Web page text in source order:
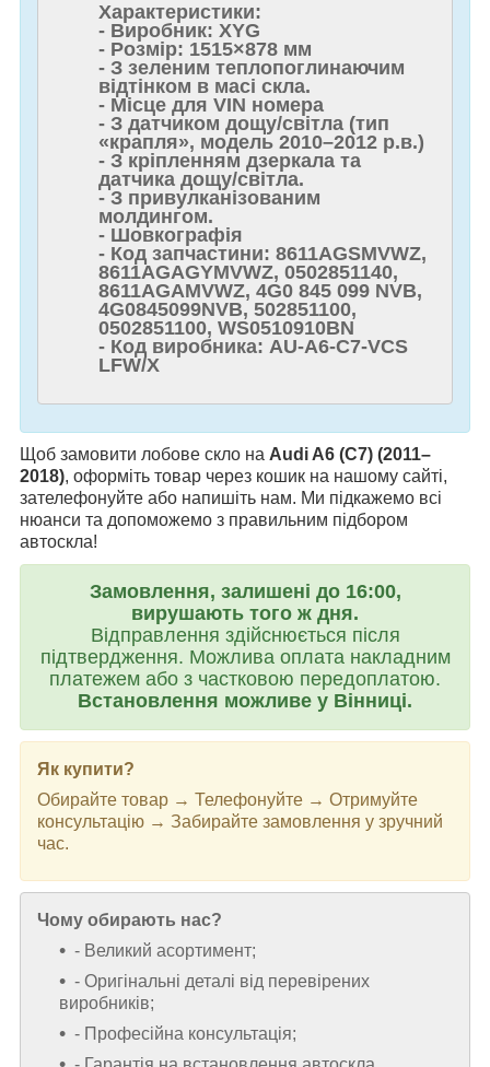
Характеристики:
- Виробник: XYG
- Розмір: 1515×878 мм
- З зеленим теплопоглинаючим
відтінком в масі скла.
- Місце для VIN номера
- З датчиком дощу/світла (тип
«крапля», модель 2010–2012 р.в.)
- З кріпленням дзеркала та
датчика дощу/світла.
- З привулканізованим
молдингом.
- Шовкографія
- Код запчастини: 8611AGSMVWZ,
8611AGAGYMVWZ, 0502851140,
8611AGAMVWZ, 4G0 845 099 NVB,
4G0845099NVB, 502851100,
0502851100, WS0510910BN
- Код виробника: AU-A6-C7-VCS
LFW/X
Щоб замовити лобове скло на Audi A6 (C7) (2011–
2018), оформіть товар через кошик на нашому сайті,
зателефонуйте або напишіть нам. Ми підкажемо всі
нюанси та допоможемо з правильним підбором
автоскла!
Замовлення, залишені до 16:00,
вирушають того ж дня.
Відправлення здійснюється після
підтвердження. Можлива оплата накладним
платежем або з частковою передоплатою.
Встановлення можливе у Вінниці.
Як купити?
Обирайте товар → Телефонуйте → Отримуйте
консультацію → Забирайте замовлення у зручний
час.
Чому обирають нас?
- Великий асортимент;
- Оригінальні деталі від перевірених
виробників;
- Професійна консультація;